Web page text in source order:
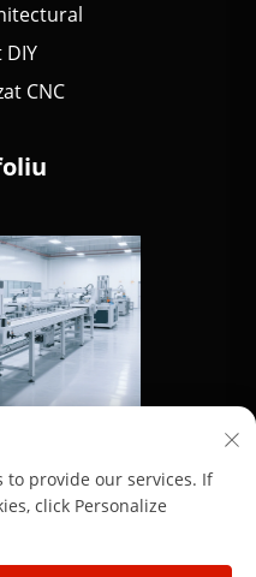
CNC
Dongguan Hengdong
to provide our services. If
click Personalize